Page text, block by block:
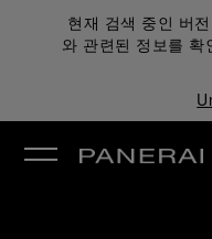
현재 검색 중인 버
와 관련된 정보를 확